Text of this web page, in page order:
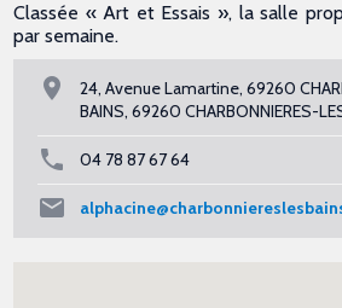
Classée « Art et Essais », la salle
par semaine.
24, Avenue Lamartine, 69260
BAINS, 69260 CHARBONNIERES-
04 78 87 67 64